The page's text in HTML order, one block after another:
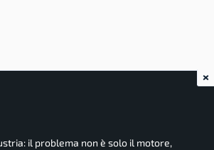
il problema non è solo il motore,
×